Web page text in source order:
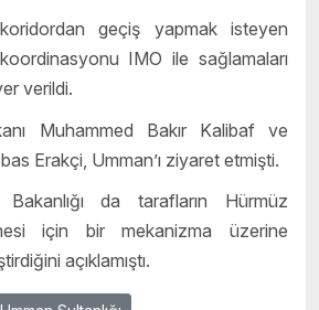
geçiş yapmak isteyen
IMO ile sağlamaları
verildi.
Muhammed Bakır Kalibaf ve
Erakçi, Umman’ı ziyaret etmişti.
Bakanlığı da tarafların Hürmüz
için bir mekanizma üzerine
açıklamıştı.